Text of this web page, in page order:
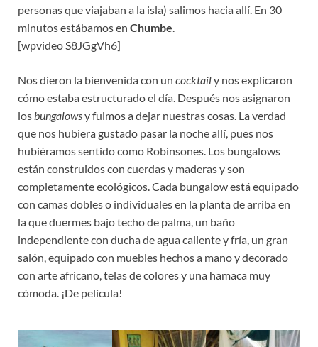
personas que viajaban a la isla) salimos hacia allí. En 30
minutos estábamos en Chumbe.
[wpvideo S8JGgVh6]
Nos dieron la bienvenida con un cocktaily nos explicaron
cómo estaba estructurado el día. Después nos asignaron
losbungalowsy fuimos a dejar nuestras cosas. La verdad
que nos hubiera gustado pasar la noche allí, pues nos
hubiéramos sentido como Robinsones. Los bungalows
están construidos con cuerdas y maderas y son
completamente ecológicos. Cada bungalow está equipado
con camas dobles o individuales en la planta de arriba en
la que duermes bajo techo de palma, un baño
independiente con ducha de agua caliente y fría, un gran
salón, equipado con muebles hechos a mano y decorado
con arte africano, telas de colores y una hamaca muy
cómoda. ¡De película!